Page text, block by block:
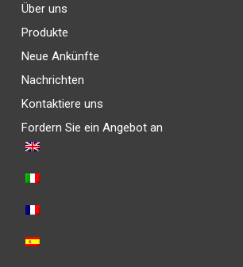
Über uns
Produkte
Neue Ankünfte
Nachrichten
Kontaktiere uns
Fordern Sie ein Angebot an